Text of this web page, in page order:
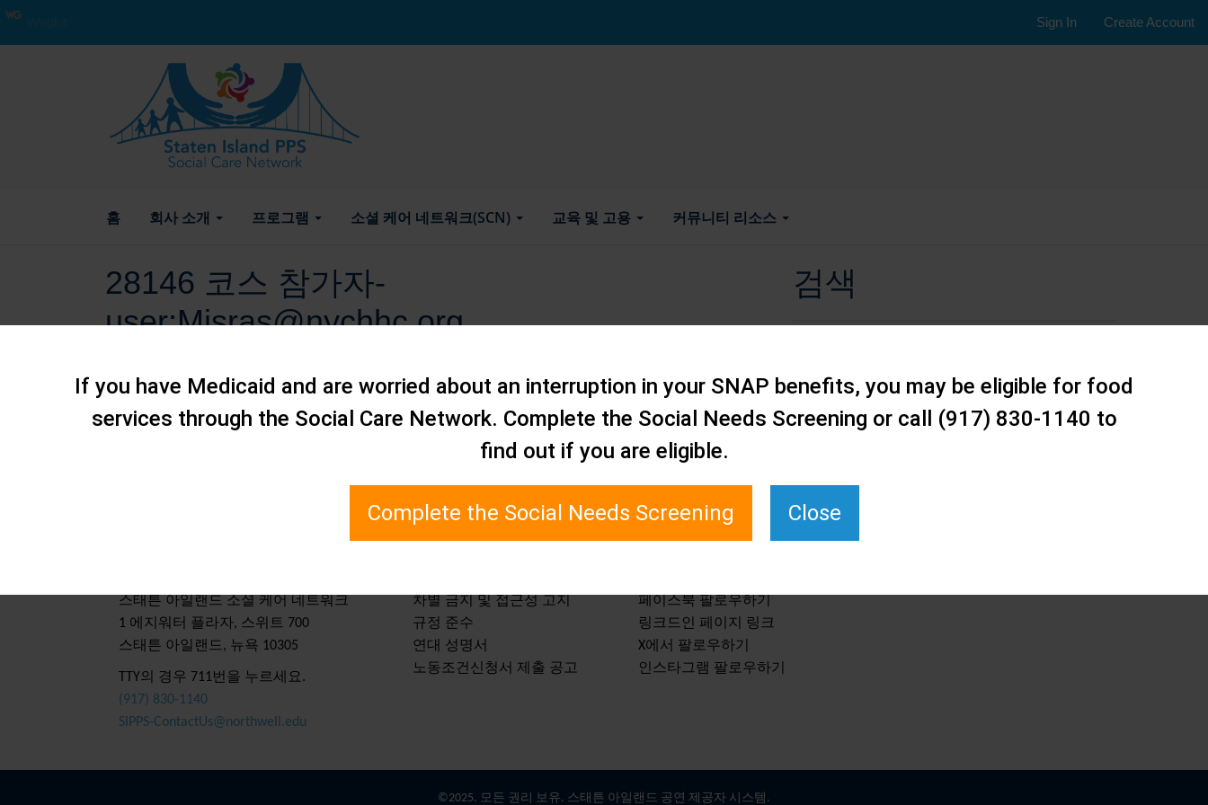
홈 회사 소개 프로그램 소셜 케어 네트워크(SCN) 교육 및 고용 커뮤니티 리소스
28146 코스 참가자-
user:Misras@nychhc.org
2019년 5월 8일 작성자
이니셔티브: ,
검색
스태튼 아일랜드 소셜 케어 네트워크
1 에지워터 플라자, 스위트 700
스태튼 아일랜드, 뉴욕 10305
TTY의 경우 711번을 누르세요.
(917) 830-1140
SIPPS-ContactUs@northwell.edu
차별 금지 및 접근성 고지
규정 준수
연대 성명서
노동조건신청서 제출 공고
페이스북 팔로우하기
링크드인 페이지 링크
X에서 팔로우하기
인스타그램 팔로우하기
©2025. 모든 권리 보유. 스태튼 아일랜드 공연 제공자 시스템.
Sign In Create Account
If you have Medicaid and are worried about an interruption in your SNAP benefits, you may be eligible for food
services through the Social Care Network. Complete the Social Needs Screening or call (917) 830-1140 to
find out if you are eligible.
Complete the Social Needs Screening Close